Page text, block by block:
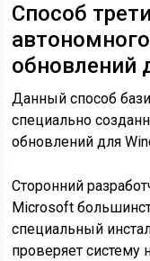
Способ
обновлений
Данный способ
специально
обновлений для
Сторонний
Microsoft
специальный
проверяет систему